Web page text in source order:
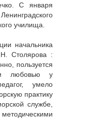
С января
училища.
начальника
Столярова :
пользуется
и любовью у
умело
практику
службе,